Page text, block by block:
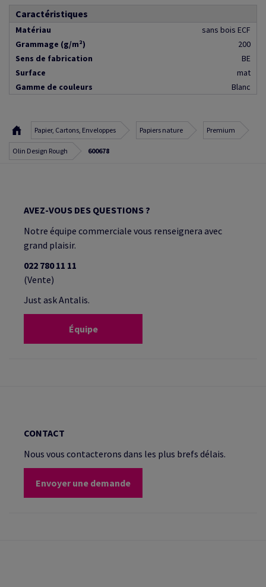
Caractéristiques
Matériau
sans bois ECF
Grammage (g/m²)
200
Sens de fabrication
BE
Surface
mat
Gamme de couleurs
Blanc
Papier, Cartons, Enveloppes Papiers nature Premium
Olin Design Rough 600678
AVEZ-VOUS DES QUESTIONS ?
Notre équipe commerciale vous renseignera avec
grand plaisir.
022 780 11 11
(Vente)
Just ask Antalis.
Équipe
CONTACT
Nous vous contacterons dans les plus brefs délais.
Envoyer une demande